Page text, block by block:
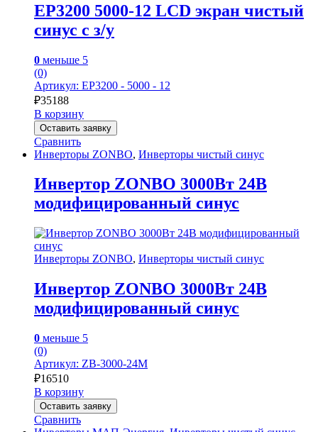
EP3200 5000-12 LCD экран чистый
синус с з/у
0 меньше 5
(0)
Артикул: EP3200 - 5000 - 12
₽35188
В корзину
Оставить заявку
Сравнить
Инверторы ZONBO, Инверторы чистый синус
Инвертор ZONBO 3000Вт 24В
модифицированный синус
Инверторы ZONBO, Инверторы чистый синус
Инвертор ZONBO 3000Вт 24В
модифицированный синус
0 меньше 5
(0)
Артикул: ZB-3000-24M
₽16510
В корзину
Оставить заявку
Сравнить